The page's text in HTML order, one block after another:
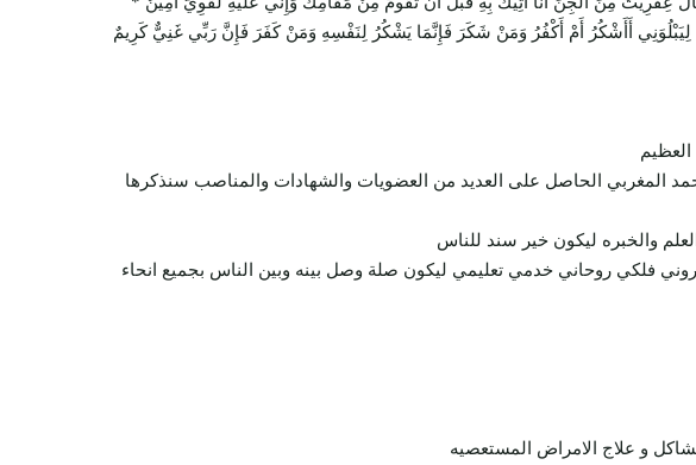
أَأَشْكُرُ أَمْ أَكْفُرُ وَمَنْ شَكَرَ فَإِنَّمَا يَشْكُرُ لِنَفْسِهِ وَمَنْ كَفَرَ فَإِنَّ رَبِّي غَنِيٌّ كَرِيمٌ
المغربي الحاصل على العديد من العضويات والشهادات والمناصب سنذكرها
والخبره ليكون خير سند للناس
فلكي روحاني خدمي تعليمي ليكون صلة وصل بينه وبين الناس بجميع انحاء
و علاج الامراض المستعصيه